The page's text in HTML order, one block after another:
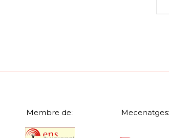
Membre de: Mecenatges: